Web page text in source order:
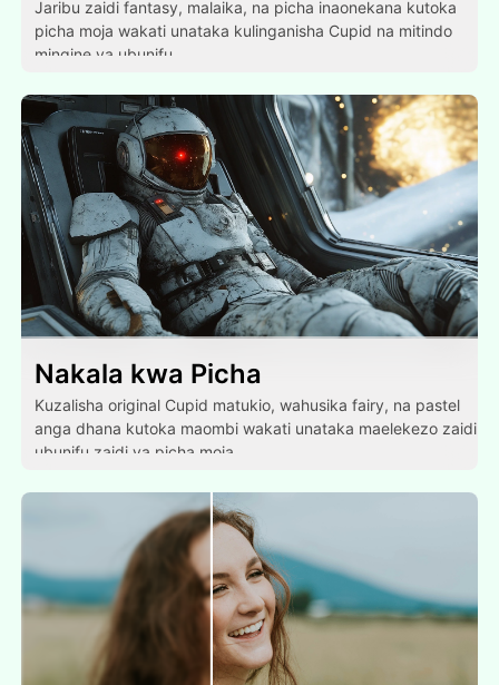
Jaribu zaidi fantasy, malaika, na picha inaonekana kutoka
picha moja wakati unataka kulinganisha Cupid na mitindo
mingine ya ubunifu.
Nakala kwa Picha
Kuzalisha original Cupid matukio, wahusika fairy, na pastel
anga dhana kutoka maombi wakati unataka maelekezo zaidi
ubunifu zaidi ya picha moja.